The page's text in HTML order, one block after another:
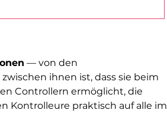
— von den
zwischen ihnen ist, dass sie beim
Controllern ermöglicht, die
Kontrolleure praktisch auf alle im